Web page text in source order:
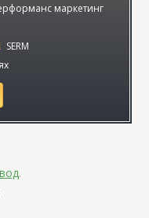
маркетинг
SERM
.